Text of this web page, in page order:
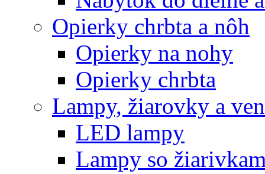
Opierky chrbta a nôh
Opierky na nohy
Opierky chrbta
Lampy, žiarovky a
LED lampy
Lampy so